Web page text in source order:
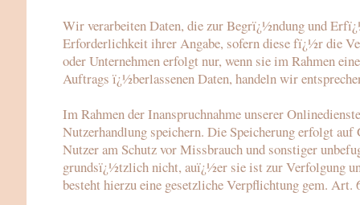
Wir verarbeiten Daten, die zur Begrï¿½ndung und
Erforderlichkeit ihrer Angabe, sofern diese fï¿½r die
oder Unternehmen erfolgt nur, wenn sie im Rahmen
Auftrags ï¿½berlassenen Daten, handeln wir
Im Rahmen der Inanspruchnahme unserer
Nutzerhandlung speichern. Die Speicherung erfolgt auf
Nutzer am Schutz vor Missbrauch und sonstiger
grundsï¿½tzlich nicht, auï¿½er sie ist zur Verfolgung
besteht hierzu eine gesetzliche Verpflichtung gem.